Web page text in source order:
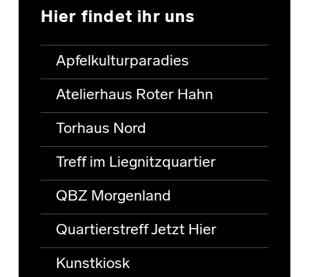
Hier findet ihr uns
Apfelkulturparadies
Atelierhaus Roter Hahn
Torhaus Nord
Treff im Liegnitzquartier
QBZ Morgenland
Quartierstreff Jetzt Hier
Kunstkiosk